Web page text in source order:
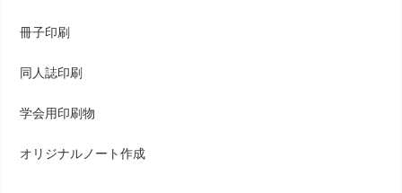
冊子印刷
同人誌印刷
学会用印刷物
オリジナルノート作成